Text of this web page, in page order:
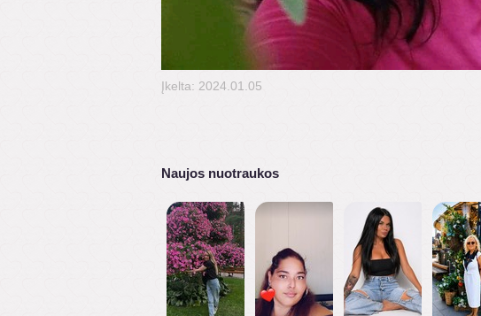
Įkelta: 2024.01.05
Naujos nuotraukos